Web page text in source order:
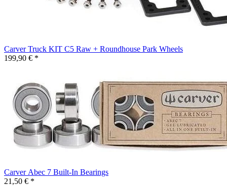
Carver Truck KIT C5 Raw + Roundhouse Park Wheels
199,90 € *
Carver Abec 7 Built-In Bearings
21,50 € *